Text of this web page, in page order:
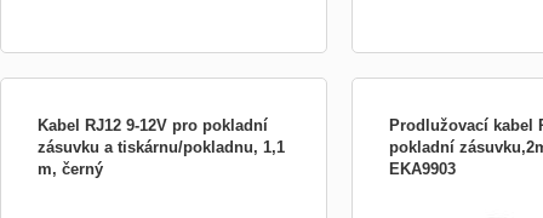
Kabel RJ12 9-12V pro pokladní
zásuvku a tiskárnu/pokladnu, 1,1
m, černý
Prodlužovací kabel
pokladní
EKA9903